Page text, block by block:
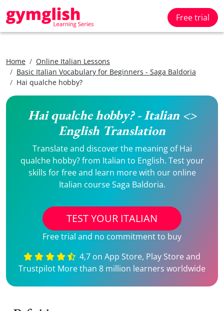
Free trial
Home
Online Italian Lessons
Basic Italian Vocabulary for Beginners - Saga Baldoria
Hai qualche hobby?
Hai qualche hobby? - Italian <>
English Translation
Translate and discover the meaning of Hai
qualche hobby? from Italian to English. Test your
skills for free and learn more with our online
Italian course Saga Baldoria.
TEST YOUR ITALIAN
Free trial and no commitment to buy
4,7 on App Store, Play Store and
Trustpilot More than 8 million learners worldwide